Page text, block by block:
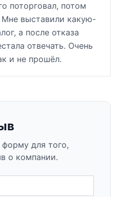
поторговал, потом
выставили какую-
а после отказа
отвечать. Очень
и не прошёл.
для того,
о компании.